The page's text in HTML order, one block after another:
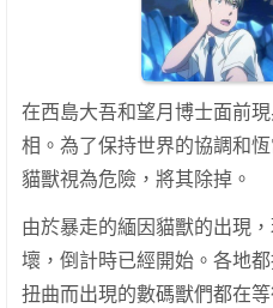
在西島大吾和望月博士面前
相。為了保持世界的協調和
貓獸視為危險，將其除掉。
由於暴走的緬因貓獸的出現
壞，倒計時已經開始。各地
扭曲而出現的數碼獸們都在